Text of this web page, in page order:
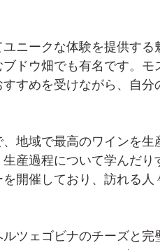
ニークな体験を提供す
ドウ畑でも有名です。
すめを受けながら、自
地域で最高のワインを
産過程について学んだ
開催しており、訪れる
ツェゴビナのチーズと